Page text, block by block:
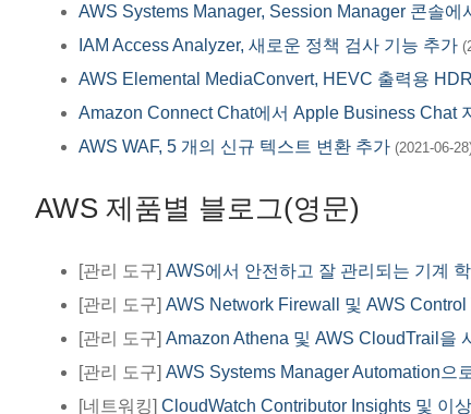
AWS Systems Manager, Session Manager 콘솔에
IAM Access Analyzer, 새로운 정책 검사 기능 추가
AWS Elemental MediaConvert, HEVC 출력용
Amazon Connect Chat에서 Apple Business Chat
AWS WAF, 5 개의 신규 텍스트 변환 추가 (2021-06-
AWS 제품별 블로그(영문)
[관리 도구] AWS에서 안전하고 잘 관리되는 기계
[관리 도구] AWS Network Firewall 및 AWS
[관리 도구] Amazon Athena 및 AWS CloudTrail을
[관리 도구] AWS Systems Manager Automation으
[네트워킹] CloudWatch Contributor Insights 및 이